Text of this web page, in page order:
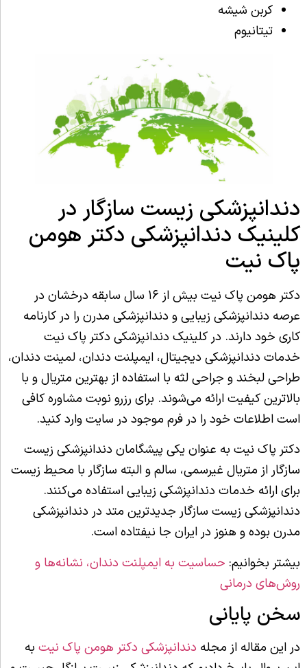
کربن شیشه
تیتانیوم
دندانپزشکی زیست سازگار در
کلینیک دندانپزشکی دکتر هومن
پاک نیت
دکتر هومن پاک نیت بیش از ۱۶ سال سابقه درخشان در
عرصه دندانپزشکی زیبایی و دندانپزشکی مدرن را در کارنامه
کاری خود دارند. در کلینیک دندانپزشکی دکتر پاک نیت
خدمات دندانپزشکی دیجیتال، ایمپلنت دندان، لمینت دندان،
طراحی لبخند و جراحی لثه با استفاده از بهترین متریال و با
بالاترین کیفیت ارائه می‌شوند. برای رزرو نوبت مشاوره کافی
است اطلاعات خود را در فرم موجود در سایت وارد کنید.
دکتر پاک نیت به عنوان یکی پیشگامان دندانپزشکی زیست
سازگار از متریال غیرسمی، سالم و البته سازگار با محیط زیست
برای ارائه خدمات دندانپزشکی زیبایی استفاده می‌کنند.
دندانپزشکی زیست سازگار جدیدترین متد در دندانپزشکی
مدرن بوده و هنوز در ایران جا نیفتاده است.
بیشتر بخوانیم: حساسیت به ایمپلنت دندان، نشانه‌ها و
روش‌های درمانی
سخن پایانی
در این مقاله از مجله دندانپزشکی دکتر هومن پاک نیت به